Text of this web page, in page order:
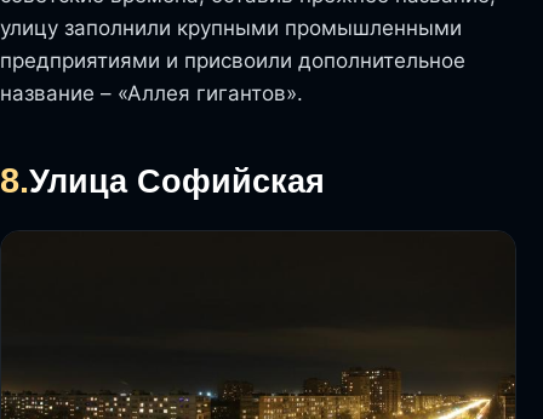
улицу заполнили крупными промышленными
предприятиями и присвоили дополнительное
название – «Аллея гигантов».
8.Улица Софийская